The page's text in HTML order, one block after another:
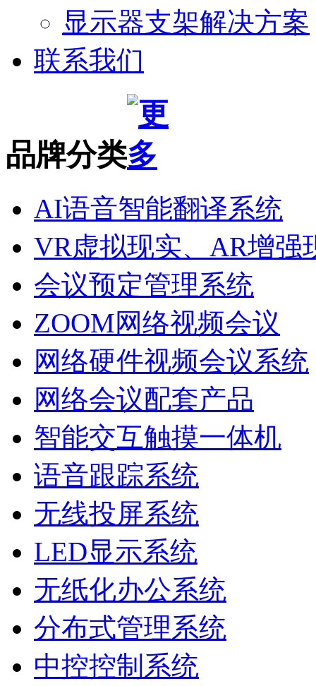
显示器支架解决方案
联系我们
品牌分类
AI语音智能翻译系统
VR虚拟现实、AR增强
会议预定管理系统
ZOOM网络视频会议
网络硬件视频会议系统
网络会议配套产品
智能交互触摸一体机
语音跟踪系统
无线投屏系统
LED显示系统
无纸化办公系统
分布式管理系统
中控控制系统